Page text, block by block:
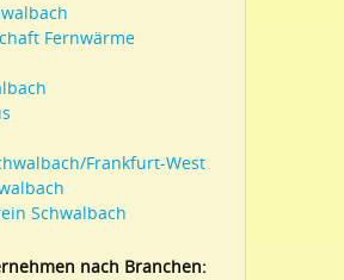
Fernwärme
Frankfurt-West
Schwalbach
nach Branchen: